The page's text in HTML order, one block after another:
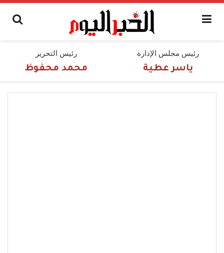
رئيس مجلس الإدارة
ياسر عطية
رئيس التحرير
محمد محفوظ